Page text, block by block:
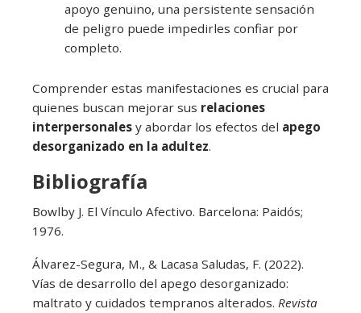
apoyo genuino, una persistente sensación
de peligro puede impedirles confiar por
completo.
Comprender estas manifestaciones es crucial para
quienes buscan mejorar sus relaciones
interpersonales y abordar los efectos del apego
desorganizado en la adultez.
Bibliografía
Bowlby J. El Vínculo Afectivo. Barcelona: Paidós;
1976.
Álvarez-Segura, M., & Lacasa Saludas, F. (2022).
Vías de desarrollo del apego desorganizado:
maltrato y cuidados tempranos alterados. Revista